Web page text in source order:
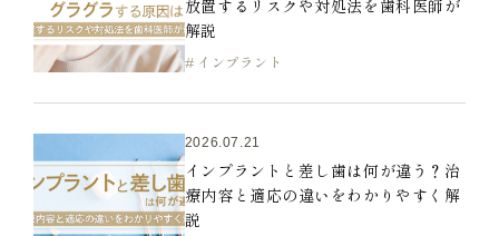
放置するリスクや対処法を歯科医師が
解説
インプラント
2026.07.21
インプラントと差し歯は何が違う？治
療内容と適応の違いをわかりやすく解
説